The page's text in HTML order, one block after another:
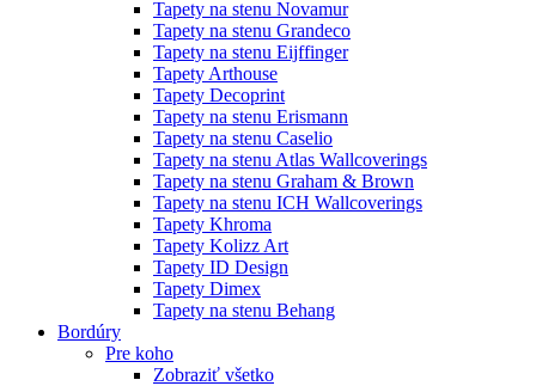
Tapety na stenu Novamur
Tapety na stenu Grandeco
Tapety na stenu Eijffinger
Tapety Arthouse
Tapety Decoprint
Tapety na stenu Erismann
Tapety na stenu Caselio
Tapety na stenu Atlas Wallcoverings
Tapety na stenu Graham & Brown
Tapety na stenu ICH Wallcoverings
Tapety Khroma
Tapety Kolizz Art
Tapety ID Design
Tapety Dimex
Tapety na stenu Behang
Bordúry
Pre koho
Zobraziť všetko